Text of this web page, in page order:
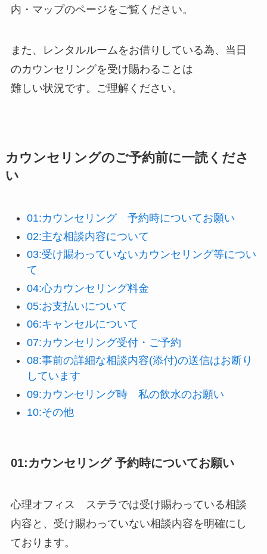
内・マップのページをご覧ください。
また、レンタルルームをお借りしている為、当日
のカウンセリングを受け賜わることは
難しい状況です。ご理解ください。
カウンセリングのご予約前に一読くださ
い
01:カウンセリング 予約時についてお願い
02:主な相談内容について
03:受け賜わっていないカウンセリング等につい
て
04:心カウンセリング料金
05:お支払いについて
06:キャンセルについて
07:カウンセリング受付・ご予約
08:事前の詳細な相談内容(添付)の送信はお断り
しています
09:カウンセリング時 私の飲水のお願い
10:その他
01:カウンセリング 予約時についてお願い
心理オフィス ステラでは受け賜わっている相談
内容と、受け賜わっていない相談内容を明確にし
ております。